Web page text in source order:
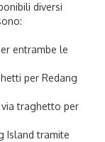
diversi
entrambe le
per Redang
traghetto per
Island tramite